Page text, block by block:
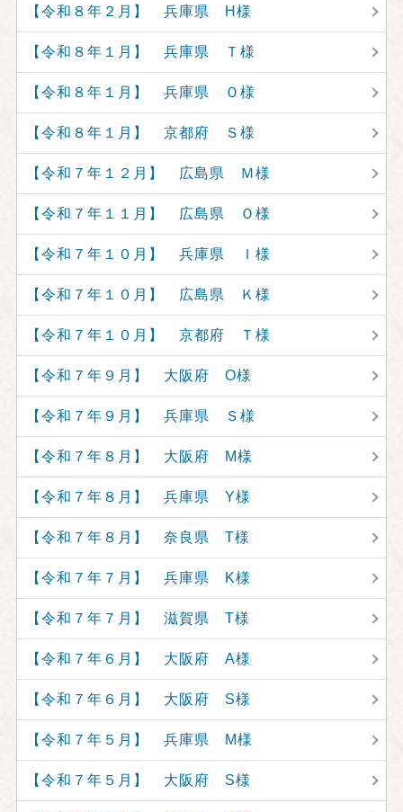
【令和８年２月】 兵庫県 H様
【令和８年１月】 兵庫県 Ｔ様
【令和８年１月】 兵庫県 Ｏ様
【令和８年１月】 京都府 Ｓ様
【令和７年１２月】 広島県 Ｍ様
【令和７年１１月】 広島県 Ｏ様
【令和７年１０月】 兵庫県 Ｉ様
【令和７年１０月】 広島県 Ｋ様
【令和７年１０月】 京都府 Ｔ様
【令和７年９月】 大阪府 O様
【令和７年９月】 兵庫県 Ｓ様
【令和７年８月】 大阪府 M様
【令和７年８月】 兵庫県 Y様
【令和７年８月】 奈良県 T様
【令和７年７月】 兵庫県 K様
【令和７年７月】 滋賀県 T様
【令和７年６月】 大阪府 A様
【令和７年６月】 大阪府 S様
【令和７年５月】 兵庫県 M様
【令和７年５月】 大阪府 S様